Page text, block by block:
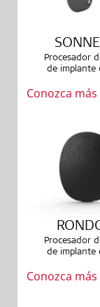
Procesador
de implante
Conozca
Procesador
de implante
Conozca